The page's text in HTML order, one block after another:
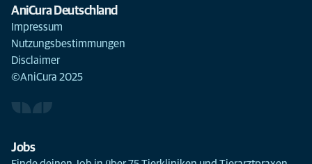
AniCura Deutschland
Impressum
Nutzungsbestimmungen
Disclaimer
©AniCura 2025
Jobs